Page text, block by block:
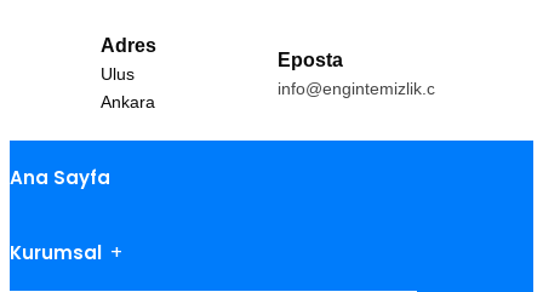
Adres
Ulus
Ankara
Eposta
info@engintemizlik.com
Ana Sayfa
Kurumsal